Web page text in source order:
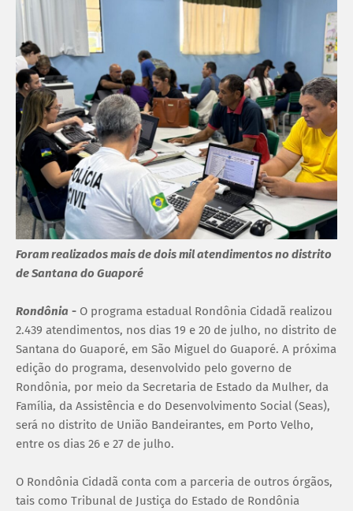
Foram realizados mais de dois mil atendimentos no distrito
de Santana do Guaporé
Rondônia - O programa estadual Rondônia Cidadã realizou
2.439 atendimentos, nos dias 19 e 20 de julho, no distrito de
Santana do Guaporé, em São Miguel do Guaporé. A próxima
edição do programa, desenvolvido pelo governo de
Rondônia, por meio da Secretaria de Estado da Mulher, da
Família, da Assistência e do Desenvolvimento Social (Seas),
será no distrito de União Bandeirantes, em Porto Velho,
entre os dias 26 e 27 de julho.
O Rondônia Cidadã conta com a parceria de outros órgãos,
tais como Tribunal de Justiça do Estado de Rondônia